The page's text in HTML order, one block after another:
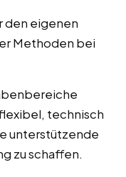
den eigenen
Methoden bei
technisch
unterstützende
zu schaffen.